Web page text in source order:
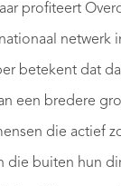
profiteert
netwerk
betekent dat
een bredere
die actief
die buiten hun